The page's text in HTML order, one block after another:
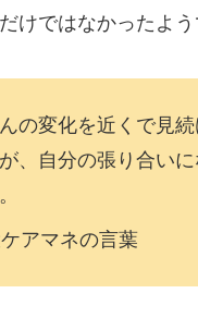
けではなかったよう
の変化を近くで見続
、自分の張り合いに
アマネの言葉